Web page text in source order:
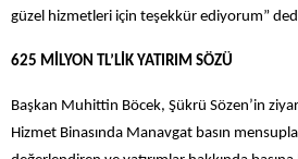
güzel hizmetleri için teşekkür ediyorum”
625 MİLYON TL’LİK YATIRIM SÖZÜ
Başkan Muhittin Böcek, Şükrü Sözen’in
Hizmet Binasında Manavgat basın